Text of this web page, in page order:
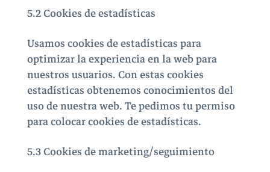
5.2 Cookies de estadísticas
Usamos cookies de estadísticas para
optimizar la experiencia en la web para
nuestros usuarios. Con estas cookies
estadísticas obtenemos conocimientos del
uso de nuestra web. Te pedimos tu permiso
para colocar cookies de estadísticas.
5.3 Cookies de marketing/seguimiento